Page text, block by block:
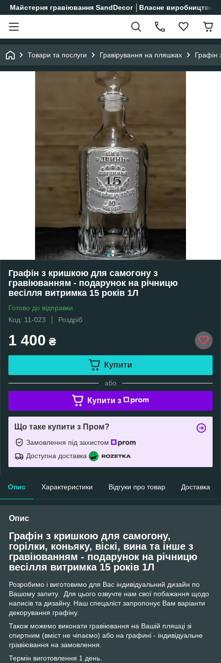
Майстерня гравіювання SandDecor │Власне виробництво│
Товари та послуги Гравірування на пляшках Графін
Графін з кришкою для самогону з
гравіюванням - подарунок на річницю
весілля витримка 15 років 1Л
Готово до відправки
Код: 11-023
Роздріб
1 400 ₴
Купити
або
Купити з
Що таке купити з Пром?
Замовлення під захистом
Доступна доставка
Опис Характеристики Відгуки про товар Доставка
Опис
Графін з кришкою для самогону,
горілки, коньяку, віскі, вина та інше з
гравіюванням - подарунок на річницю
весілля витримка 15 років 1Л
Розробимо і виготовимо для Вас індивідуальний дизайн по
Вашому запиту. Для цього озвучте нам свої побажання щодо
написів та дизайну. Наш спецаліст запропонує Вам варіанти
декорування графіну.
Також можемо виконати гравіювання на Вашій пляшці зі
спиртним (вміст не чіпаємо) або на графині - індивідуальне
гравіювання на замовлення.
Термін виготовлення 1 день.